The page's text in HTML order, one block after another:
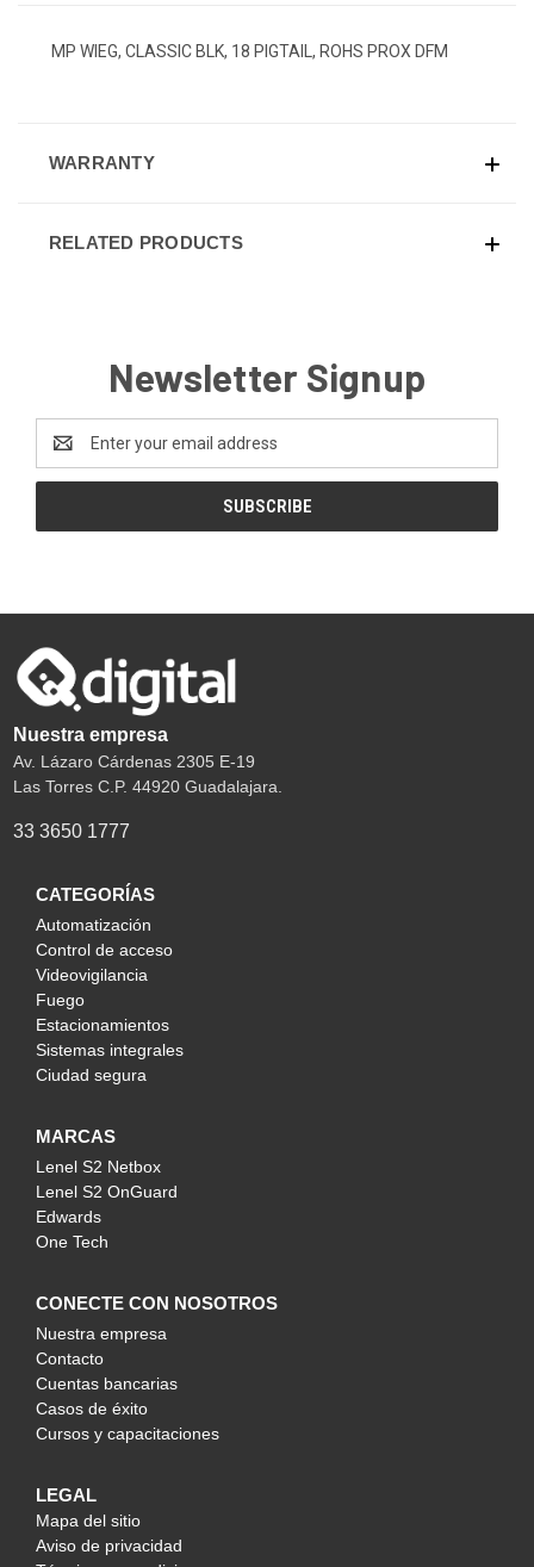
MP WIEG, CLASSIC BLK, 18 PIGTAIL, ROHS PROX DFM
WARRANTY
RELATED PRODUCTS
Newsletter Signup
Address
Nuestra empresa
Av. Lázaro Cárdenas 2305 E-19
Las Torres C.P. 44920 Guadalajara.
33 3650 1777
CATEGORÍAS
Automatización
Control de acceso
Videovigilancia
Fuego
Estacionamientos
Sistemas integrales
Ciudad segura
MARCAS
Lenel S2 Netbox
Lenel S2 OnGuard
Edwards
One Tech
CONECTE CON NOSOTROS
Nuestra empresa
Contacto
Cuentas bancarias
Casos de éxito
Cursos y capacitaciones
LEGAL
Mapa del sitio
Aviso de privacidad